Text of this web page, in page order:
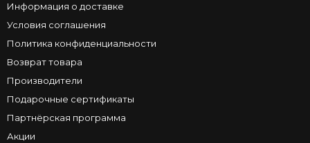
Информация о доставке
Условия соглашения
Политика конфиденциальности
Возврат товара
Производители
Подарочные сертификаты
Партнёрская программа
Акции